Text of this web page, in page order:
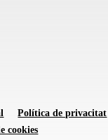
Política de privacitat
cookies